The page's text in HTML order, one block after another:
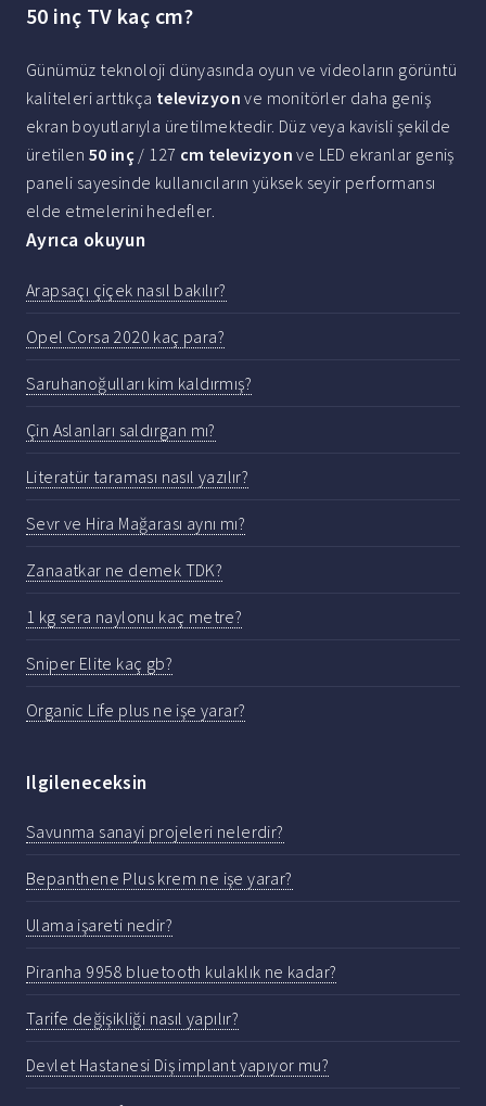
50 inç TV kaç cm?
Günümüz teknoloji dünyasında oyun ve videoların görüntü
kaliteleri arttıkça televizyon ve monitörler daha geniş
ekran boyutlarıyla üretilmektedir. Düz veya kavisli şekilde
üretilen 50 inç / 127 cm televizyon ve LED ekranlar geniş
paneli sayesinde kullanıcıların yüksek seyir performansı
elde etmelerini hedefler.
Ayrıca okuyun
Arapsaçı çiçek nasıl bakılır?
Opel Corsa 2020 kaç para?
Saruhanoğulları kim kaldırmış?
Çin Aslanları saldırgan mı?
Literatür taraması nasıl yazılır?
Sevr ve Hira Mağarası aynı mı?
Zanaatkar ne demek TDK?
1 kg sera naylonu kaç metre?
Sniper Elite kaç gb?
Organic Life plus ne işe yarar?
Ilgileneceksin
Savunma sanayi projeleri nelerdir?
Bepanthene Plus krem ne işe yarar?
Ulama işareti nedir?
Piranha 9958 bluetooth kulaklık ne kadar?
Tarife değişikliği nasıl yapılır?
Devlet Hastanesi Diş implant yapıyor mu?